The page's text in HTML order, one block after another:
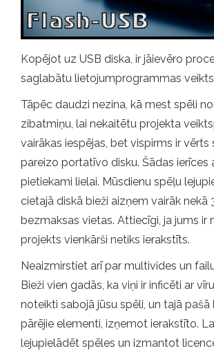
Kopējot uz USB diska, ir jāievēro
saglabātu lietojumprogrammas
Tāpēc daudzi nezina, kā mest spēli
zibatmiņu, lai nekaitētu projekta
vairākas iespējas, bet vispirms ir
pareizo portatīvo disku. Šādas ierīces
pietiekami lielai. Mūsdienu spēļu
cietajā diskā bieži aizņem vairāk nekā
bezmaksas vietas. Attiecīgi, ja jums ir
projekts vienkārši netiks ierakstīts.
Neaizmirstiet arī par multivides un
Bieži vien gadās, ka viņi ir inficēti ar
noteikti sabojā jūsu spēli, un tajā pašā
pārējie elementi, izņemot ierakstīto.
lejupielādēt spēles un izmantot